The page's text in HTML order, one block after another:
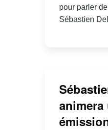
pour parler
Sébastien